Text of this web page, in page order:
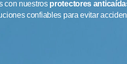
con nuestros protectores
confiables para evitar